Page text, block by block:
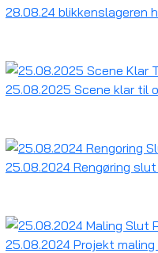
28.08.24 blikkenslageren
25.08.2025 Scene klar til
25.08.2024 Rengøring
25.08.2024 Projekt